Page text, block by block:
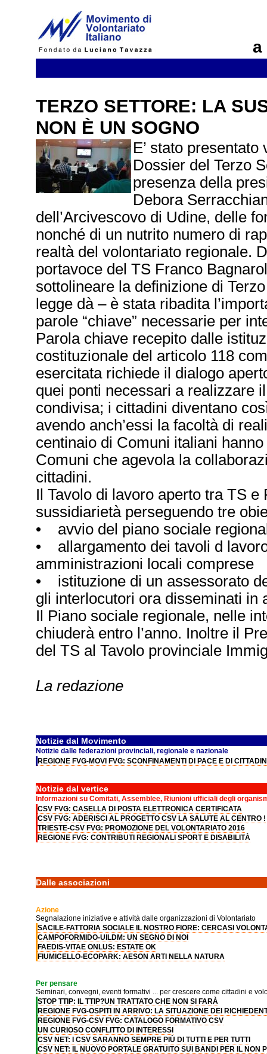
a
TERZO SETTORE: LA
NON È UN SOGNO
E’ stato
Dossier del Terzo
presenza della
Debora
dell’Arcivescovo di Udine, delle
nonché di un nutrito numero di
realtà del volontariato regionale.
portavoce del TS Franco
sottolineare la definizione di
legge dà – è stata ribadita
parole “chiave” necessarie per
Parola chiave recepito dalle
costituzionale del articolo 118
esercitata richiede il dialogo
quei ponti necessari a realizzare
condivisa; i cittadini diventano
avendo anch’essi la facoltà di
centinaio di Comuni italiani
Comuni che agevola la
cittadini.
Il Tavolo di lavoro aperto tra TS
sussidiarietà perseguendo tre
• avvio del piano sociale
• allargamento dei tavoli d
amministrazioni locali comprese
• istituzione di un assessorato
gli interlocutori ora disseminati in
Il Piano sociale regionale, nelle
chiuderà entro l’anno. Inoltre il
del TS al Tavolo provinciale
La redazione
Notizie dal Movimento
Notizie dalle federazioni provinciali, regionale e nazionale
REGIONE FVG-MOVI FVG: SCONFINAMENTI DI PACE E DI
Notizie dal vertice
Informazioni su Comitati, Assemblee, Riunioni ufficiali degli
CSV FVG: CASELLA DI POSTA ELETTRONICA CERTIFICATA
CSV FVG: ADERISCI AL PROGETTO CSV LA SALUTE AL CENTRO !
TRIESTE-CSV FVG: PROMOZIONE DEL VOLONTARIATO 2016
REGIONE FVG: CONTRIBUTI REGIONALI SPORT E DISABILITÀ
Dalle associazioni
Azione
Segnalazione iniziative e attività dalle organizzazioni di Volontariato
SACILE-FATTORIA SOCIALE IL NOSTRO FIORE: CERCASI
CAMPOFORMIDO-UILDM: UN SEGNO DI NOI
FAEDIS-VITAE ONLUS: ESTATE OK
FIUMICELLO-ECOPARK: AESON ARTI NELLA NATURA
Per pensare
Seminari, convegni, eventi formativi ... per crescere come cittadini e
STOP TTIP: IL TTIP?UN TRATTATO CHE NON SI FARÀ
REGIONE FVG-OSPITI IN ARRIVO: LA SITUAZIONE DEI
REGIONE FVG-CSV FVG: CATALOGO FORMATIVO CSV
UN CURIOSO CONFLITTO DI INTERESSI
CSV NET: I CSV SARANNO SEMPRE PIÙ DI TUTTI E PER TUTTI
CSV NET: IL NUOVO PORTALE GRATUITO SUI BANDI PER IL NON